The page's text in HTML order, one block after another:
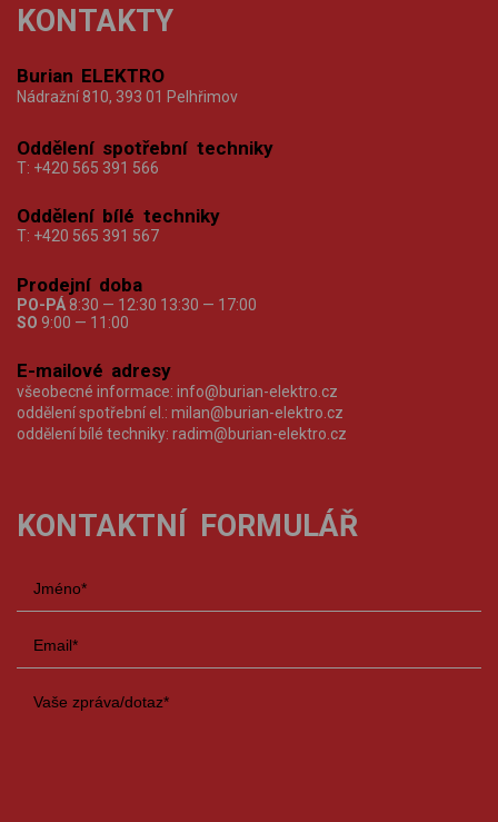
KONTAKTY
Burian ELEKTRO
Nádražní 810, 393 01 Pelhřimov
Oddělení spotřební techniky
T: +420 565 391 566
Oddělení bílé techniky
T: +420 565 391 567
Prodejní doba
PO-PÁ 8:30 — 12:30 13:30 — 17:00
SO 9:00 — 11:00
E-mailové adresy
všeobecné informace: info@burian-elektro.cz
oddělení spotřební el.: milan@burian-elektro.cz
oddělení bílé techniky: radim@burian-elektro.cz
KONTAKTNÍ FORMULÁŘ